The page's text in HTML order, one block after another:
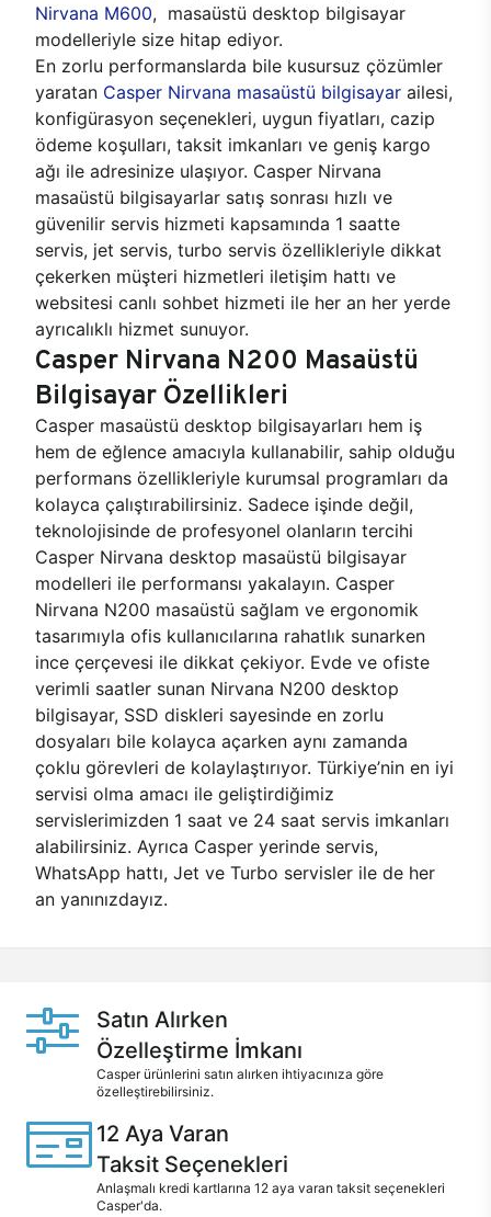
Nirvana M600, masaüstü desktop bilgisayar
modelleriyle size hitap ediyor.
En zorlu performanslarda bile kusursuz çözümler
yaratan Casper Nirvana masaüstü bilgisayar ailesi,
konfigürasyon seçenekleri, uygun fiyatları, cazip
ödeme koşulları, taksit imkanları ve geniş kargo
ağı ile adresinize ulaşıyor. Casper Nirvana
masaüstü bilgisayarlar satış sonrası hızlı ve
güvenilir servis hizmeti kapsamında 1 saatte
servis, jet servis, turbo servis özellikleriyle dikkat
çekerken müşteri hizmetleri iletişim hattı ve
websitesi canlı sohbet hizmeti ile her an her yerde
ayrıcalıklı hizmet sunuyor.
Casper Nirvana N200 Masaüstü
Bilgisayar Özellikleri
Casper masaüstü desktop bilgisayarları hem iş
hem de eğlence amacıyla kullanabilir, sahip olduğu
performans özellikleriyle kurumsal programları da
kolayca çalıştırabilirsiniz. Sadece işinde değil,
teknolojisinde de profesyonel olanların tercihi
Casper Nirvana desktop masaüstü bilgisayar
modelleri ile performansı yakalayın. Casper
Nirvana N200 masaüstü sağlam ve ergonomik
tasarımıyla ofis kullanıcılarına rahatlık sunarken
ince çerçevesi ile dikkat çekiyor. Evde ve ofiste
verimli saatler sunan Nirvana N200 desktop
bilgisayar, SSD diskleri sayesinde en zorlu
dosyaları bile kolayca açarken aynı zamanda
çoklu görevleri de kolaylaştırıyor. Türkiye’nin en iyi
servisi olma amacı ile geliştirdiğimiz
servislerimizden 1 saat ve 24 saat servis imkanları
alabilirsiniz. Ayrıca Casper yerinde servis,
WhatsApp hattı, Jet ve Turbo servisler ile de her
an yanınızdayız.
Satın Alırken
Özelleştirme İmkanı
Casper ürünlerini satın alırken ihtiyacınıza göre
özelleştirebilirsiniz.
12 Aya Varan
Taksit Seçenekleri
Anlaşmalı kredi kartlarına 12 aya varan taksit seçenekleri
Casper'da.